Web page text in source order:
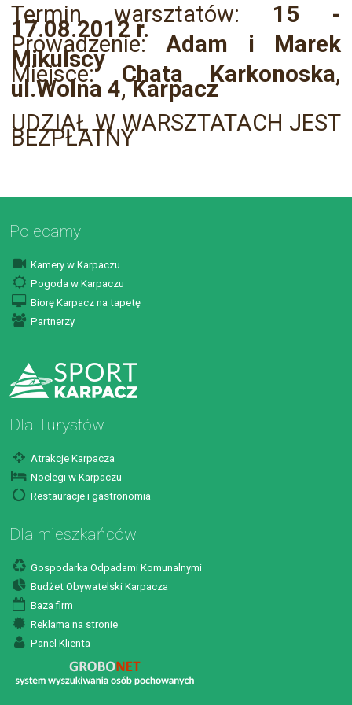
Termin warsztatów: 15 -
17.08.2012 r.
Prowadzenie:Adam i Marek
Mikulscy
Miejsce:Chata Karkonoska,
ul.Wolna 4, Karpacz
UDZIAŁ W WARSZTATACH JEST
BEZPŁATNY
Polecamy
Kamery w Karpaczu
Pogoda w Karpaczu
Biorę Karpacz na tapetę
Partnerzy
Dla Turystów
Atrakcje Karpacza
Noclegi w Karpaczu
Restauracje i gastronomia
Dla mieszkańców
Gospodarka Odpadami Komunalnymi
Budżet Obywatelski Karpacza
Baza firm
Reklama na stronie
Panel Klienta